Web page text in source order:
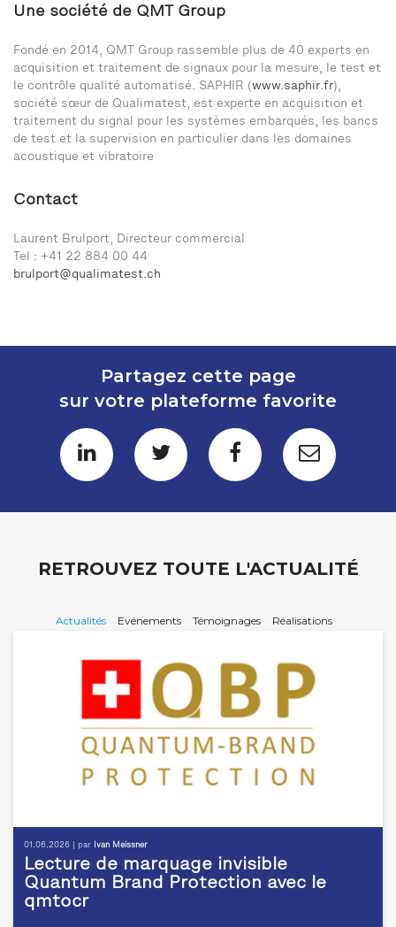
Une société de QMT Group
Fondé en 2014, QMT Group rassemble plus de 40 experts en
acquisition et traitement de signaux pour la mesure, le test et
le contrôle qualité automatisé. SAPHIR (www.saphir.fr),
société sœur de Qualimatest, est experte en acquisition et
traitement du signal pour les systèmes embarqués, les bancs
de test et la supervision en particulier dans les domaines
acoustique et vibratoire
Contact
Laurent Brulport, Directeur commercial
Tel : +41 22 884 00 44
brulport@qualimatest.ch
Partagez cette page
sur votre plateforme favorite
RETROUVEZ TOUTE L'ACTUALITÉ
Actualités Evénements Témoignages Réalisations
01.06.2026 | par Ivan Meissner
Lecture de marquage invisible
Quantum Brand Protection avec le
qmtocr